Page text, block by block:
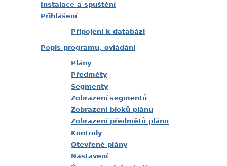
Instalace a spuštění
Přihlášení
Připojení k databázi
Popis programu, ovládání
Plány
Předměty
Segmenty
Zobrazení segmentů
Zobrazení bloků plánu
Zobrazení předmětů plánu
Kontroly
Otevřené plány
Nastavení